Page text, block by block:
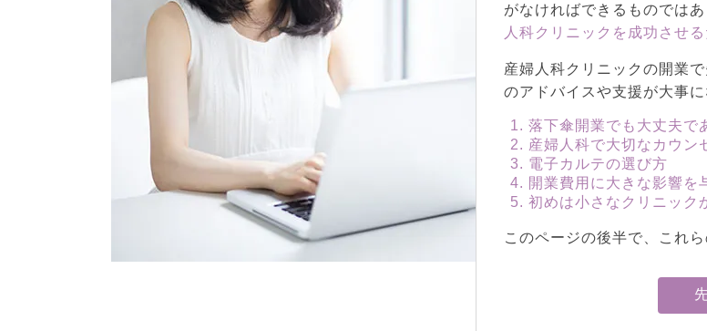
がなければできるものではあ
人科クリニックを成功させ
産婦人科クリニックの開業
のアドバイスや支援が大事に
落下傘開業でも大丈夫で
産婦人科で大切なカウン
電子カルテの選び方
開業費用に大きな影響を
初めは小さなクリニック
このページの後半で、これ